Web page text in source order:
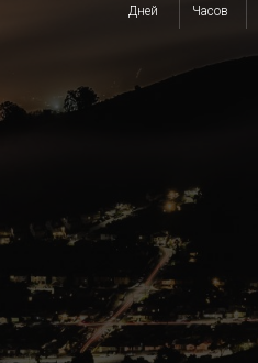
Дней Часов